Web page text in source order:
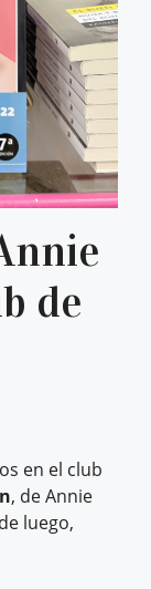
de
en el club
, de Annie
luego,